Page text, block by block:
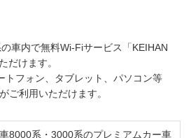
車内で無料Wi-Fiサービス「KEIHAN
だけます。
トフォン、タブレット、パソコン等
ご利用いただけます。
8000系・3000系のプレミアムカー車